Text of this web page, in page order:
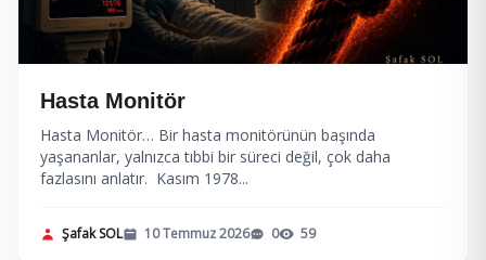
Hasta Monitör
Hasta Monitör… Bir hasta monitörünün başında
yaşananlar, yalnızca tıbbi bir süreci değil, çok daha
fazlasını anlatır. Kasım 1978...
Şafak SOL 10 Temmuz 2026 0 59